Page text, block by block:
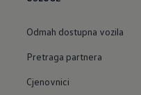
Odmah dostupna vozila
Pretraga partnera
Cjenovnici